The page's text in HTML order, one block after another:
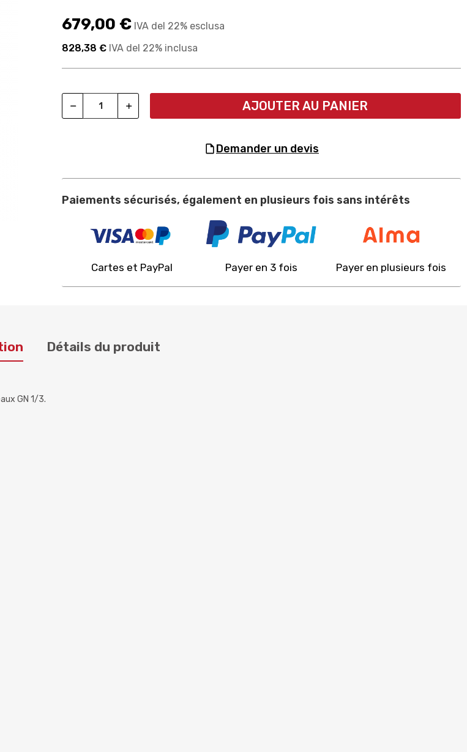
679,00 € IVA del 22% esclusa
828,38 € IVA del 22% inclusa
AJOUTER AU PANIER
demander un devis
Paiements sécurisés, également en plusieurs fois sans intérêts
Cartes et PayPal Payer en 3 fois Payer en plusieurs fois
Détails du produit
GN 1/3.